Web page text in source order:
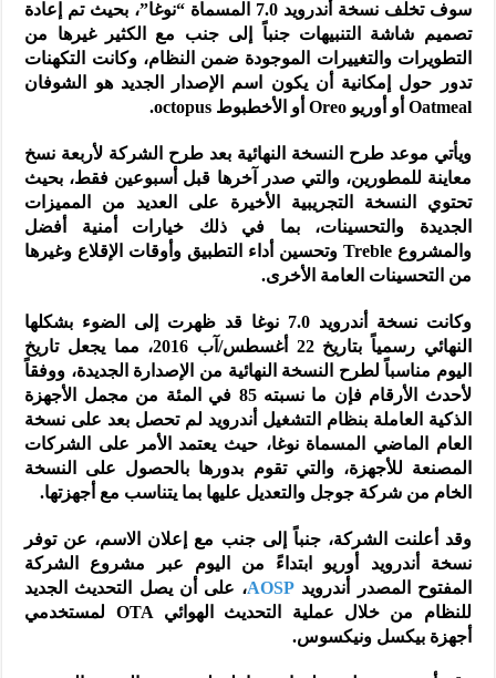
سوف تخلف نسخة أندرويد 7.0 المسماة “نوغا”، بحيث تم إعادة
تصميم شاشة التنبيهات جنباً إلى جنب مع الكثير غيرها من
التطويرات والتغييرات الموجودة ضمن النظام، وكانت التكهنات
تدور حول إمكانية أن يكون اسم الإصدار الجديد هو الشوفان
Oatmeal أو أوريو Oreo أو الأخطبوط octopus.
ويأتي موعد طرح النسخة النهائية بعد طرح الشركة لأربعة نسخ
معاينة للمطورين، والتي صدر آخرها قبل أسبوعين فقط، بحيث
تحتوي النسخة التجريبية الأخيرة على العديد من المميزات
الجديدة والتحسينات، بما في ذلك خيارات أمنية أفضل
والمشروع Treble وتحسين أداء التطبيق وأوقات الإقلاع وغيرها
من التحسينات العامة الأخرى.
وكانت نسخة أندرويد 7.0 نوغا قد ظهرت إلى الضوء بشكلها
النهائي رسمياً بتاريخ 22 أغسطس/آب 2016، مما يجعل تاريخ
اليوم مناسباً لطرح النسخة النهائية من الإصدارة الجديدة، ووفقاً
لأحدث الأرقام فإن ما نسبته 85 في المئة من مجمل الأجهزة
الذكية العاملة بنظام التشغيل أندرويد لم تحصل بعد على نسخة
العام الماضي المسماة نوغا، حيث يعتمد الأمر على الشركات
المصنعة للأجهزة، والتي تقوم بدورها بالحصول على النسخة
الخام من شركة جوجل والتعديل عليها بما يتناسب مع أجهزتها.
وقد أعلنت الشركة، جنباً إلى جنب مع إعلان الاسم، عن توفر
نسخة أندرويد أوريو ابتداءً من اليوم عبر مشروع الشركة
المفتوح المصدر أندرويد AOSP، على أن يصل التحديث الجديد
للنظام من خلال عملية التحديث الهوائي OTA لمستخدمي
أجهزة بيكسل ونيكسوس.